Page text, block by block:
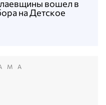
вошел в
на Детское